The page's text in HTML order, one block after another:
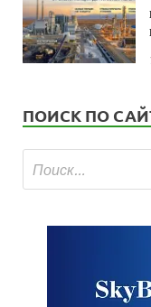
ПОИСК ПО